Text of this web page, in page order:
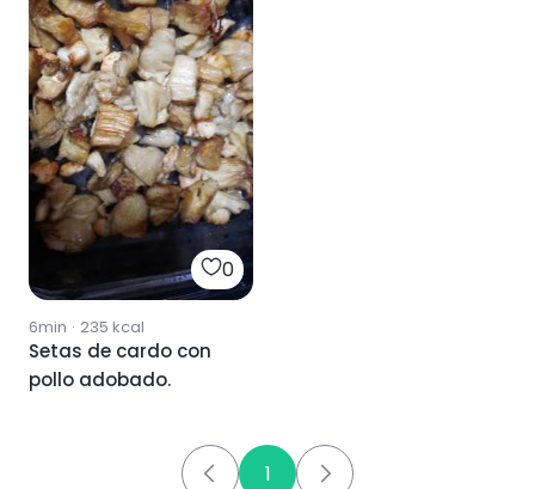
0
6min · 235 kcal
Setas de cardo con
pollo adobado.
1